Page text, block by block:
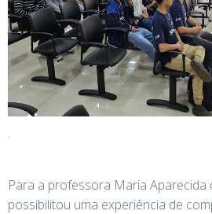
.
Para a professora Maria Aparecida
possibilitou uma experiência de